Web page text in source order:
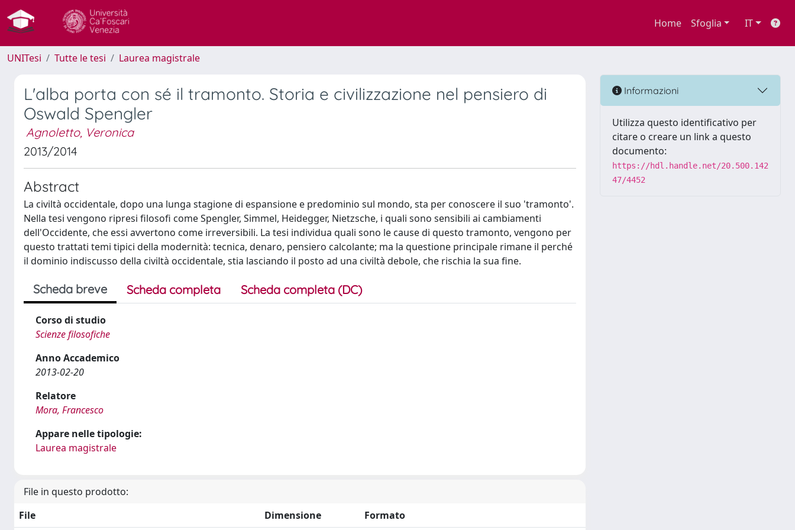
Home Sfoglia IT
UNITesi Tutte le tesi Laurea magistrale
L'alba porta con sé il tramonto. Storia e civilizzazione nel pensiero di
Oswald Spengler
Agnoletto, Veronica
2013/2014
Abstract
La civiltà occidentale, dopo una lunga stagione di espansione e predominio sul mondo, sta per conoscere il suo 'tramonto'.
Nella tesi vengono ripresi filosofi come Spengler, Simmel, Heidegger, Nietzsche, i quali sono sensibili ai cambiamenti
dell'Occidente, che essi avvertono come irreversibili. La tesi individua quali sono le cause di questo tramonto, vengono per
questo trattati temi tipici della modernità: tecnica, denaro, pensiero calcolante; ma la questione principale rimane il perché
il dominio indiscusso della civiltà occidentale, stia lasciando il posto ad una civiltà debole, che rischia la sua fine.
Scheda breve Scheda completa Scheda completa (DC)
Corso di studio
Scienze filosofiche
Anno Accademico
2013-02-20
Relatore
Mora, Francesco
Appare nelle tipologie:
Laurea magistrale
File in questo prodotto:
File
Dimensione Formato
Informazioni
Utilizza questo identificativo per
citare o creare un link a questo
documento:
https://hdl.handle.net/20.500.142
47/4452